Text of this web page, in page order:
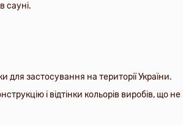
сауні.
для застосування на території України.
і відтінки кольорів виробів, що